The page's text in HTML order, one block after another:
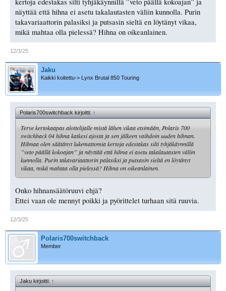
näyttää että hihna ei asetu takalautasten väliin kunnolla. Purin
takavariaattorin palasiksi ja putsasin sieltä en löytänyt vikaa,
mikä mahtaa olla pielessä? Hihna on oikeanlainen.
12/3/25
Jaku
Kaikki koitettu-> Lynx Brutal 850 Touring
Polaris700switchback kirjoitti:↑
Terve kertokaapas alottelijalle mistä lähen vikaa etsimään, Polaris 700
switchback 04 hihna katkesi ajosta ja sen jälkeen vaihdoin uuden hihnan.
Hihnaa olen säätänyt lukemattomia kertoja edestakas silti tyhjäkäynnillä
”veto päällä kokoajan” ja näyttää että hihna ei asetu takalautasten väliin
kunnolla. Purin takavariaattorin palasiksi ja putsasin sieltä en löytänyt
vikaa, mikä mahtaa olla pielessä? Hihna on oikeanlainen.
Onko hihnansäätöruuvi ehjä?
Ettei vaan ole mennyt poikki ja pyörittelet turhaan sitä ruuvia.
12/3/25
Polaris700switchback
Member
Jaku kirjoitti:↑